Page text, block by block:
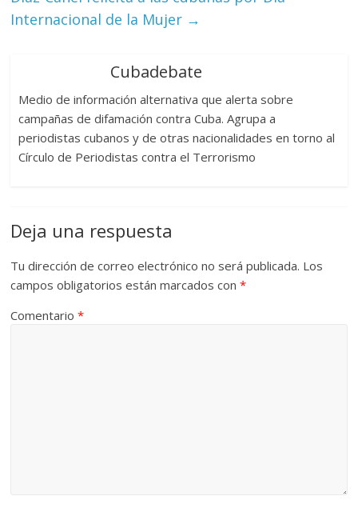
Internacional de la Mujer →
Cubadebate
Medio de información alternativa que alerta sobre
campañas de difamación contra Cuba. Agrupa a
periodistas cubanos y de otras nacionalidades en torno al
Círculo de Periodistas contra el Terrorismo
Deja una respuesta
Tu dirección de correo electrónico no será publicada. Los
campos obligatorios están marcados con*
Comentario*